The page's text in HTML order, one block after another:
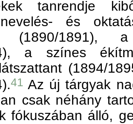
tanrendje
és
(1890/1891),
a színes
(1894/
41 Az új tárgyak
csak néhány
fókuszában álló,